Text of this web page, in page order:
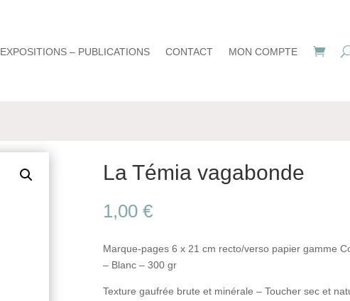
EXPOSITIONS – PUBLICATIONS CONTACT MON COMPTE
La Témia vagabonde
1,00 €
Marque-pages 6 x 21 cm recto/verso papier gamme
– Blanc – 300 gr
Texture gaufrée brute et minérale – Toucher sec et